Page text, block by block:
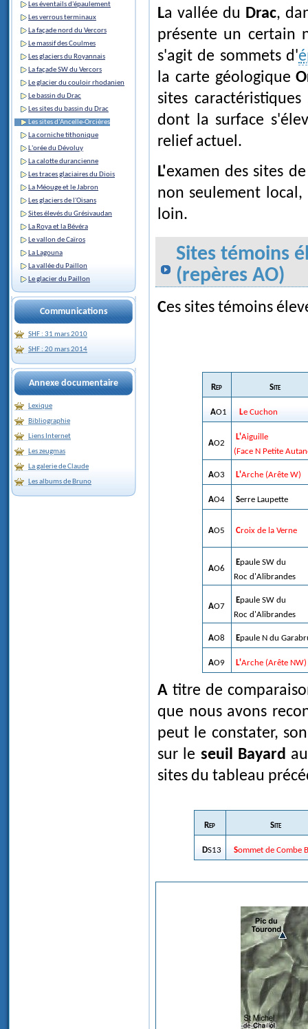
Les éventails d'épaulement
Les verrous terminaux
La façade nord du Vercors
Le massif des Coulmes
Les glaciers du Royannais
La façade SW du Vercors
Le glacier du couloir rhodanien
Le bassin du Drac
Les sites du bassin du Drac
Les sites d'Ancelle-Orcières
La corniche tithonique
L'orée du Dévoluy
La calotte durancienne
Les traces glaciaires du Diois
La Méouge et le Jabron
Les glaciers de l'Oisans
Sites élevés du Grésivaudan
La Roya et la Bévéra
Le vallon de Caïros
La Lagouna
La vallée du Paillon
Le glacier du Paillon
Communications
SHF : 31 mars 2010
SHF : 20 mars 2014
Annexe documentaire
Lexique
Bibliographie
Liens Internet
Les zeugmas
La galerie de Claude
Les albums de Bruno
La vallée du Drac,
présente un certain
s'agit de sommets d'
la carte géologique
sites
dont la surface
relief actuel.
L'examen des sites
non seulement
loin.
Sites témoins
(repères AO)
Ces sites témoins
Rep Site
AO1 Le Cuchon
AO2
L'Aiguille
(Face N Petite
AO3 L'Arche (Arête W)
AO4 Serre Laupette
AO5 Croix de la Verne
AO6
Epaule SW du
Roc d'Alibrandes
AO7
Epaule SW du
Roc d'Alibrandes
AO8 Epaule N du
AO9 L'Arche (Arête NW)
A titre de comparaison, nous indiquons ci-dessous un site témoin DS13
que nous avons
peut le constater,
sur le seuil Bayard
sites du tableau
Rep Site
DS13 Sommet de Combe